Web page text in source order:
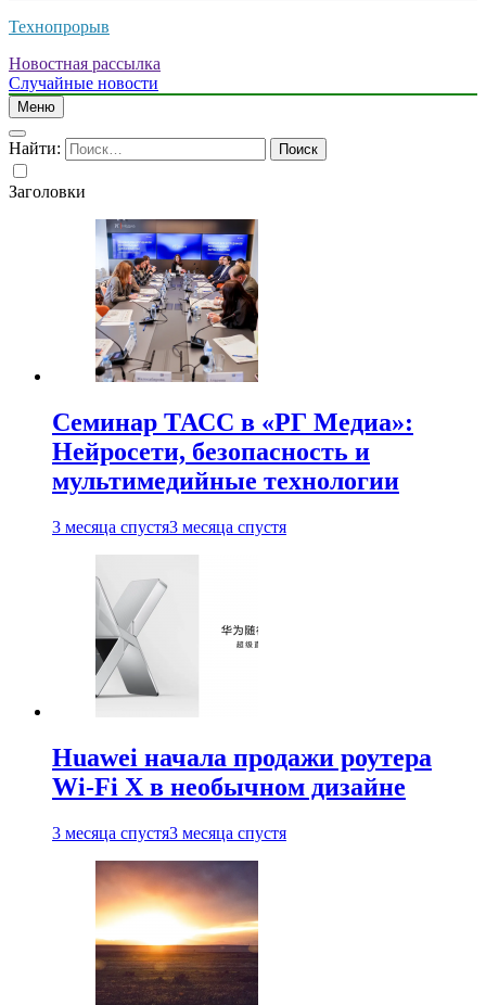
Технопрорыв
Новостная рассылка
Случайные новости
Меню
Найти:
Заголовки
Семинар ТАСС в «РГ Медиа»:
Нейросети, безопасность и
мультимедийные технологии
3 месяца спустя3 месяца спустя
Huawei начала продажи роутера
Wi-Fi X в необычном дизайне
3 месяца спустя3 месяца спустя